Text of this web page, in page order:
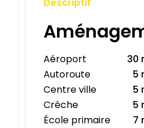
Aéroport
30
Autoroute
5
Centre ville
5
Crèche
5
École primaire
7